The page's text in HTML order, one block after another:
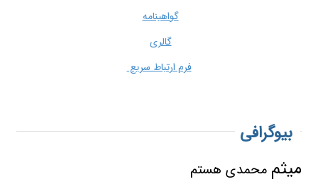
گواهینامه
گالری
فرم ارتباط سریع
بیوگرافی
میثم محمدی هستم